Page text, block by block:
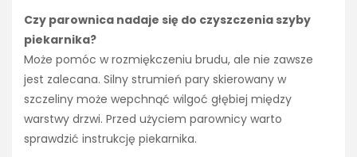
Czy parownica nadaje się do czyszczenia szyby
piekarnika?
Może pomóc w rozmiękczeniu brudu, ale nie zawsze
jest zalecana. Silny strumień pary skierowany w
szczeliny może wepchnąć wilgoć głębiej między
warstwy drzwi. Przed użyciem parownicy warto
sprawdzić instrukcję piekarnika.